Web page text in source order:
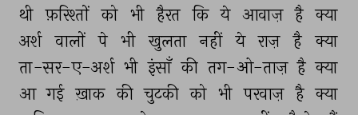
थी फ़रिश्तों को भी हैरत कि ये आवाज़ है क्या
अर्श
वालों पे भी खुलता नहीं ये राज़ है
क्या
ता-सर-ए-अर्श भी इंसाँ की तग-ओ-ताज़ है क्या
आ गई ख़ाक की चुटकी को भी परवाज़ है क्या